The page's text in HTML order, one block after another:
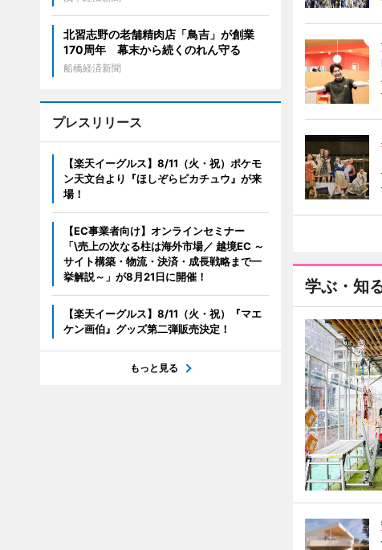
学ぶ・知
北習志野の老舗精肉店「鳥吉」が創業
170周年 幕末から続くのれん守る
船橋経済新聞
プレスリリース
【楽天イーグルス】8/11（火・祝）ポケモ
ン天文台より『ほしぞらピカチュウ』が来
場！
【EC事業者向け】オンラインセミナー
「\売上の次なる柱は海外市場／ 越境EC ～
サイト構築・物流・決済・成長戦略まで一
挙解説～」が8月21日に開催！
【楽天イーグルス】8/11（火・祝）『マエ
ケン画伯』グッズ第二弾販売決定！
もっと見る